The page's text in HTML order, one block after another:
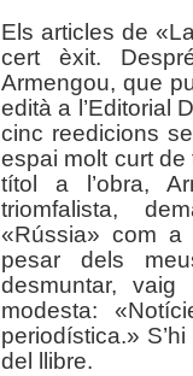
Els articles de
cert èxit.
Armengou, que
edità a l’Editorial
cinc reedicions
espai molt curt
títol a l’obra,
triomfalista,
«Rússia» com
pesar dels
desmuntar, vaig
modesta:
periodística.»
del llibre.